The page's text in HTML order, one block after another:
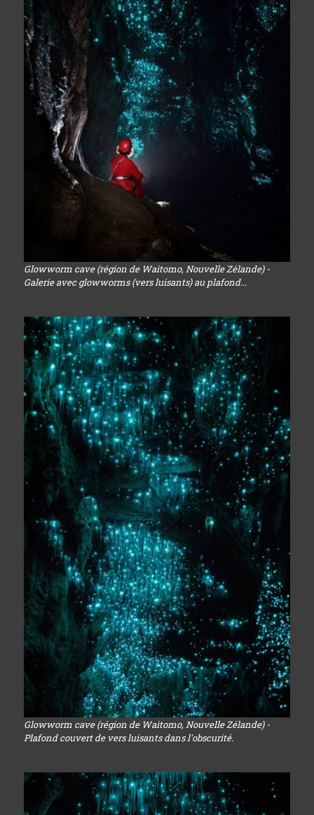
Glowworm cave (région de Waitomo, Nouvelle Zélande) -
Galerie avec glowworms (vers luisants) au plafond...
Glowworm cave (région de Waitomo, Nouvelle Zélande) -
Plafond couvert de vers luisants dans l'obscurité.